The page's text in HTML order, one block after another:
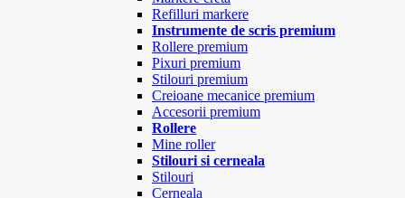
Refilluri markere
Instrumente de scris premium
Rollere premium
Pixuri premium
Stilouri premium
Creioane mecanice premium
Accesorii premium
Rollere
Mine roller
Stilouri si cerneala
Stilouri
Cerneala